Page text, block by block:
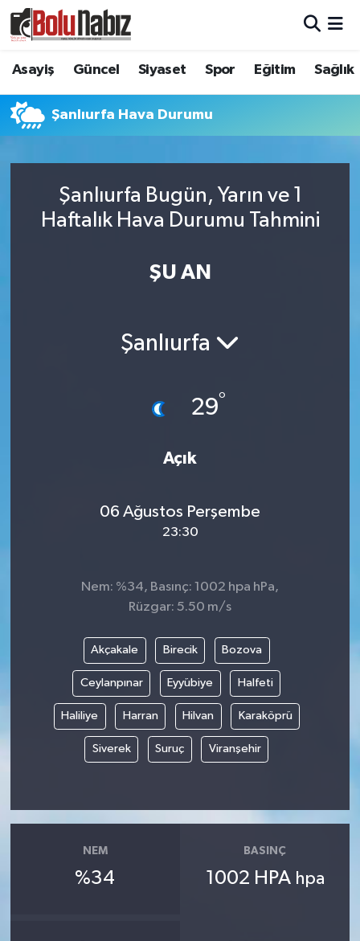
Asayiş Güncel Siyaset Spor Eğitim Sağlık
Şanlıurfa Hava Durumu
Şanlıurfa Bugün, Yarın ve 1
Haftalık Hava Durumu Tahmini
ŞU AN
Şanlıurfa
29°
Açık
06 Ağustos Perşembe
23:30
Nem: %34, Basınç: 1002 hpa hPa,
Rüzgar: 5.50 m/s
Akçakale Birecik Bozova
Ceylanpınar Eyyübiye Halfeti
Haliliye Harran Hilvan Karaköprü
Siverek Suruç Viranşehir
NEM
%34
BASINÇ
1002 HPA hpa
Bolu Trafik Yoğunluk Haritası
Süper Lig Puan Durumu ve Fikstür